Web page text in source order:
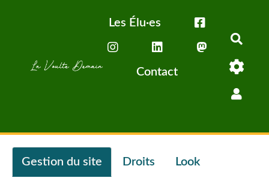
Aller au contenu principal
Les Élu·es
Contact
Gestion du site Droits Look